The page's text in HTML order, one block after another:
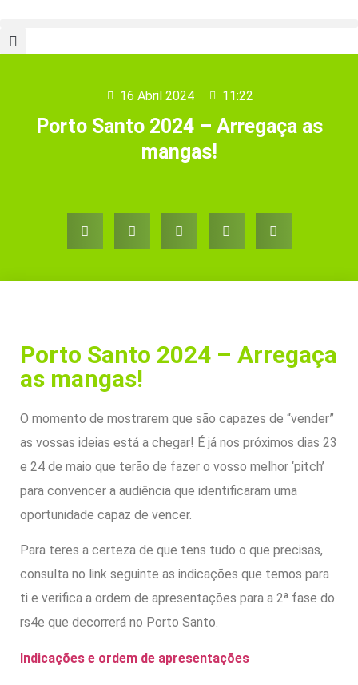
16 Abril 2024 11:22
Porto Santo 2024 – Arregaça as
mangas!
Porto Santo 2024 – Arregaça
as mangas!
O momento de mostrarem que são capazes de “vender”
as vossas ideias está a chegar! É já nos próximos dias 23
e 24 de maio que terão de fazer o vosso melhor ‘pitch’
para convencer a audiência que identificaram uma
oportunidade capaz de vencer.
Para teres a certeza de que tens tudo o que precisas,
consulta no link seguinte as indicações que temos para
ti e verifica a ordem de apresentações para a 2ª fase do
rs4e que decorrerá no Porto Santo.
Indicações e ordem de apresentações